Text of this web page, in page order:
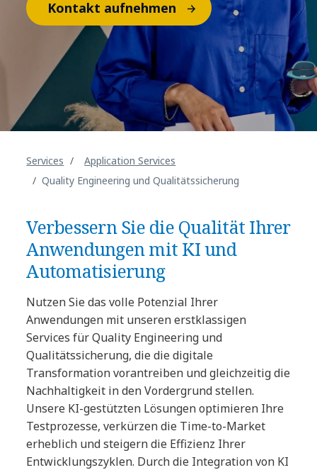
Kontakt aufnehmen
Services
Application Services
Quality Engineering und Qualitätssicherung
Verbessern Sie die Qualität Ihrer
Anwendungen mit KI und
Automatisierung
Nutzen Sie das volle Potenzial Ihrer
Anwendungen mit unseren erstklassigen
Services für Quality Engineering und
Qualitätssicherung, die die digitale
Transformation vorantreiben und gleichzeitig die
Nachhaltigkeit in den Vordergrund stellen.
Unsere KI-gestützten Lösungen optimieren Ihre
Testprozesse, verkürzen die Time-to-Market
erheblich und steigern die Effizienz Ihrer
Entwicklungszyklen. Durch die Integration von KI